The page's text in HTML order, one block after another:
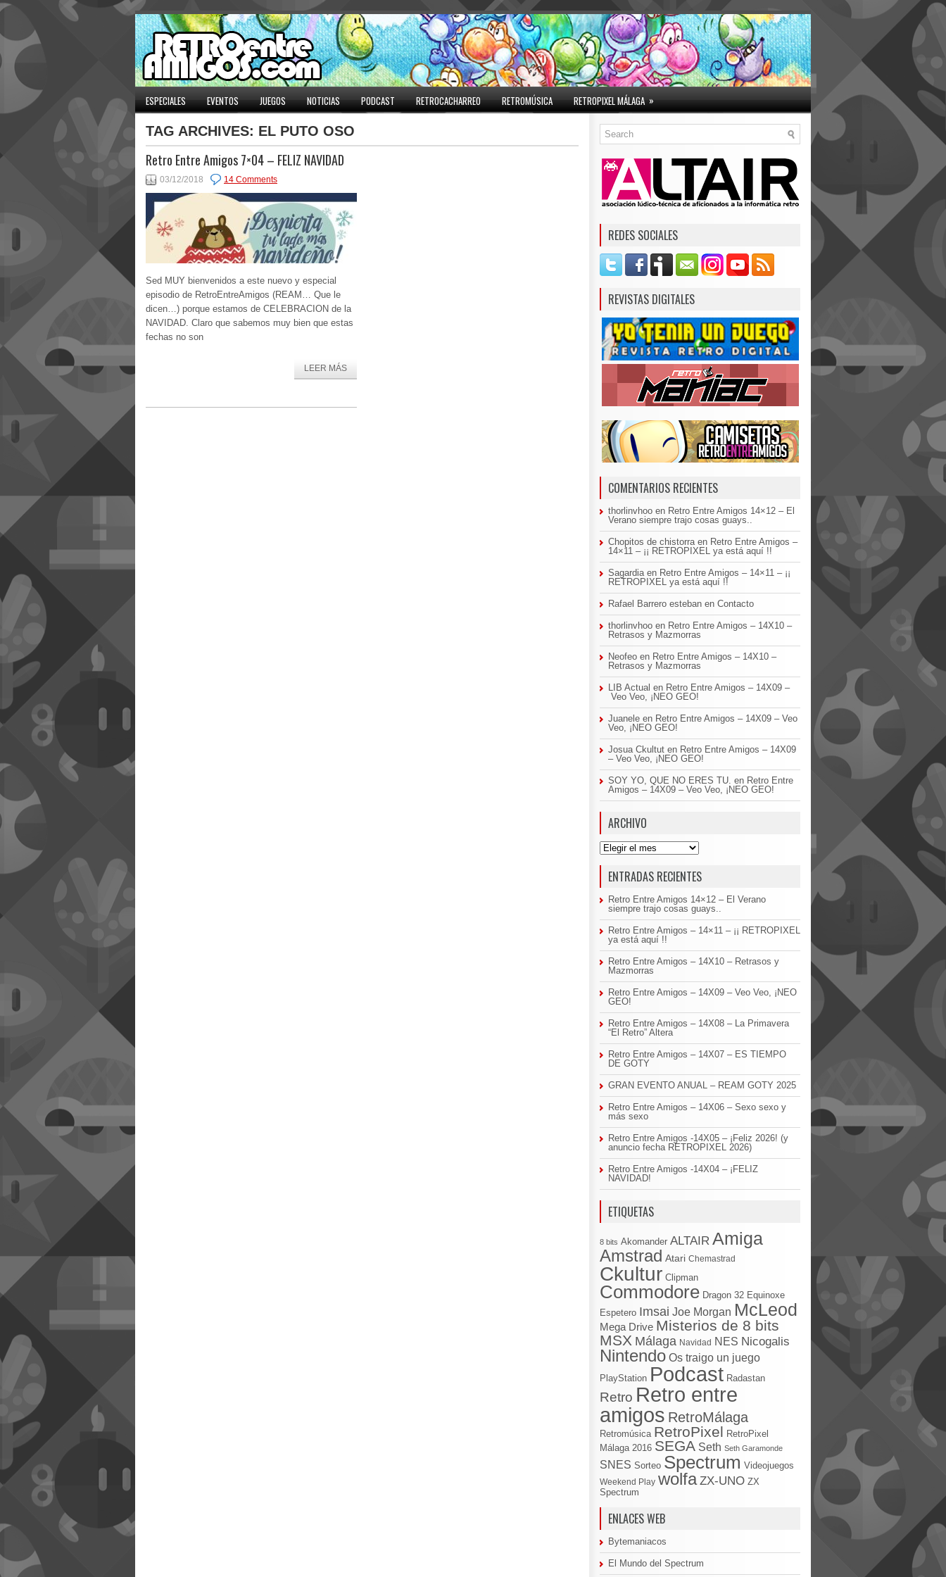
ESPECIALES EVENTOS JUEGOS NOTICIAS PODCAST RETROCACHARREO RETROMÚSICA RETROPIXEL MÁLAGA »
TAG ARCHIVES: EL PUTO OSO
Retro Entre Amigos 7×04 – FELIZ NAVIDAD
03/12/2018 14 Comments
Sed MUY bienvenidos a este nuevo y especial
episodio de RetroEntreAmigos (REAM… Que le
dicen…) porque estamos de CELEBRACION de la
NAVIDAD. Claro que sabemos muy bien que estas
fechas no son
LEER MÁS
REDES SOCIALES
REVISTAS DIGITALES
COMENTARIOS RECIENTES
thorlinvhoo en Retro Entre Amigos 14×12 – El
Verano siempre trajo cosas guays..
Chopitos de chistorra en Retro Entre Amigos –
14×11 – ¡¡ RETROPIXEL ya está aquí !!
Sagardia en Retro Entre Amigos – 14×11 – ¡¡
RETROPIXEL ya está aquí !!
Rafael Barrero esteban en Contacto
thorlinvhoo en Retro Entre Amigos – 14X10 –
Retrasos y Mazmorras
Neofeo en Retro Entre Amigos – 14X10 –
Retrasos y Mazmorras
LIB Actual en Retro Entre Amigos – 14X09 –
Veo Veo, ¡NEO GEO!
Juanele en Retro Entre Amigos – 14X09 – Veo
Veo, ¡NEO GEO!
Josua Ckultut en Retro Entre Amigos – 14X09
– Veo Veo, ¡NEO GEO!
SOY YO, QUE NO ERES TU. en Retro Entre
Amigos – 14X09 – Veo Veo, ¡NEO GEO!
ARCHIVO
Archivo
ENTRADAS RECIENTES
Retro Entre Amigos 14×12 – El Verano
siempre trajo cosas guays..
Retro Entre Amigos – 14×11 – ¡¡ RETROPIXEL
ya está aquí !!
Retro Entre Amigos – 14X10 – Retrasos y
Mazmorras
Retro Entre Amigos – 14X09 – Veo Veo, ¡NEO
GEO!
Retro Entre Amigos – 14X08 – La Primavera
“El Retro” Altera
Retro Entre Amigos – 14X07 – ES TIEMPO
DE GOTY
GRAN EVENTO ANUAL – REAM GOTY 2025
Retro Entre Amigos – 14X06 – Sexo sexo y
más sexo
Retro Entre Amigos -14X05 – ¡Feliz 2026! (y
anuncio fecha RETROPIXEL 2026)
Retro Entre Amigos -14X04 – ¡FELIZ
NAVIDAD!
ETIQUETAS
8 bits Akomander ALTAIR Amiga
Amstrad Atari Chemastrad
Ckultur Clipman
Commodore Dragon 32 Equinoxe
Espetero Imsai Joe Morgan McLeod
Mega Drive Misterios de 8 bits
MSX Málaga Navidad NES Nicogalis
Nintendo Os traigo un juego
PlayStation Podcast Radastan
Retro Retro entre
amigos RetroMálaga
Retromúsica RetroPixel RetroPixel
Málaga 2016 SEGA Seth Seth Garamonde
SNES Sorteo Spectrum Videojuegos
Weekend Play wolfa ZX-UNO ZX
Spectrum
ENLACES WEB
Bytemaniacos
El Mundo del Spectrum